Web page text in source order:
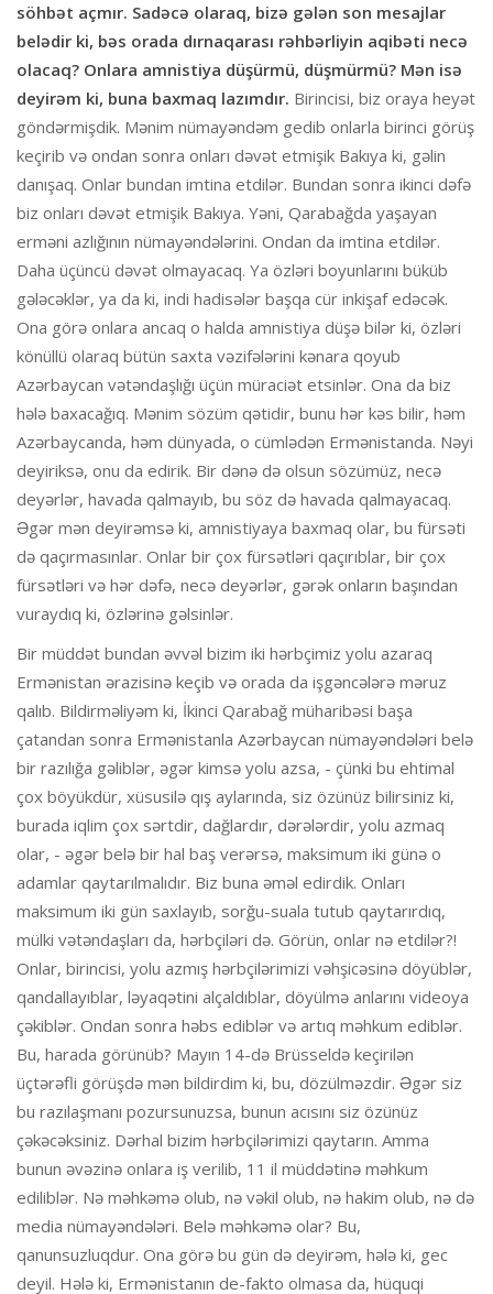
söhbət açmır. Sadəcə olaraq, bizə gələn son mesajlar
belədir ki, bəs orada dırnaqarası rəhbərliyin aqibəti necə
olacaq? Onlara amnistiya düşürmü, düşmürmü? Mən isə
deyirəm ki, buna baxmaq lazımdır. Birincisi, biz oraya heyət
göndərmişdik. Mənim nümayəndəm gedib onlarla birinci görüş
keçirib və ondan sonra onları dəvət etmişik Bakıya ki, gəlin
danışaq. Onlar bundan imtina etdilər. Bundan sonra ikinci dəfə
biz onları dəvət etmişik Bakıya. Yəni, Qarabağda yaşayan
erməni azlığının nümayəndələrini. Ondan da imtina etdilər.
Daha üçüncü dəvət olmayacaq. Ya özləri boyunlarını büküb
gələcəklər, ya da ki, indi hadisələr başqa cür inkişaf edəcək.
Ona görə onlara ancaq o halda amnistiya düşə bilər ki, özləri
könüllü olaraq bütün saxta vəzifələrini kənara qoyub
Azərbaycan vətəndaşlığı üçün müraciət etsinlər. Ona da biz
hələ baxacağıq. Mənim sözüm qətidir, bunu hər kəs bilir, həm
Azərbaycanda, həm dünyada, o cümlədən Ermənistanda. Nəyi
deyiriksə, onu da edirik. Bir dənə də olsun sözümüz, necə
deyərlər, havada qalmayıb, bu söz də havada qalmayacaq.
Əgər mən deyirəmsə ki, amnistiyaya baxmaq olar, bu fürsəti
də qaçırmasınlar. Onlar bir çox fürsətləri qaçırıblar, bir çox
fürsətləri və hər dəfə, necə deyərlər, gərək onların başından
vuraydıq ki, özlərinə gəlsinlər.
Bir müddət bundan əvvəl bizim iki hərbçimiz yolu azaraq
Ermənistan ərazisinə keçib və orada da işgəncələrə məruz
qalıb. Bildirməliyəm ki, İkinci Qarabağ müharibəsi başa
çatandan sonra Ermənistanla Azərbaycan nümayəndələri belə
bir razılığa gəliblər, əgər kimsə yolu azsa, - çünki bu ehtimal
çox böyükdür, xüsusilə qış aylarında, siz özünüz bilirsiniz ki,
burada iqlim çox sərtdir, dağlardır, dərələrdir, yolu azmaq
olar, - əgər belə bir hal baş verərsə, maksimum iki günə o
adamlar qaytarılmalıdır. Biz buna əməl edirdik. Onları
maksimum iki gün saxlayıb, sorğu-suala tutub qaytarırdıq,
mülki vətəndaşları da, hərbçiləri də. Görün, onlar nə etdilər?!
Onlar, birincisi, yolu azmış hərbçilərimizi vəhşicəsinə döyüblər,
qandallayıblar, ləyaqətini alçaldıblar, döyülmə anlarını videoya
çəkiblər. Ondan sonra həbs ediblər və artıq məhkum ediblər.
Bu, harada görünüb? Mayın 14-də Brüsseldə keçirilən
üçtərəfli görüşdə mən bildirdim ki, bu, dözülməzdir. Əgər siz
bu razılaşmanı pozursunuzsa, bunun acısını siz özünüz
çəkəcəksiniz. Dərhal bizim hərbçilərimizi qaytarın. Amma
bunun əvəzinə onlara iş verilib, 11 il müddətinə məhkum
ediliblər. Nə məhkəmə olub, nə vəkil olub, nə hakim olub, nə də
media nümayəndələri. Belə məhkəmə olar? Bu,
qanunsuzluqdur. Ona görə bu gün də deyirəm, hələ ki, gec
deyil. Hələ ki, Ermənistanın de-fakto olmasa da, hüquqi